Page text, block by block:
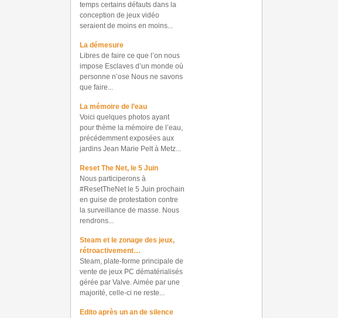
temps certains défauts dans la
conception de jeux vidéo
seraient de moins en moins...
La démesure
Libres de faire ce que l’on nous
impose Esclaves d’un monde où
personne n’ose Nous ne savons
que faire...
La mémoire de l’eau
Voici quelques photos ayant
pour thème la mémoire de l’eau,
précédemment exposées aux
jardins Jean Marie Pelt à Metz...
Reset The Net, le 5 Juin
Nous participerons à
#ResetTheNet le 5 Juin prochain
en guise de protestation contre
la surveillance de masse. Nous
rendrons...
Steam et le zonage des jeux,
rétroactivement…
Steam, plate-forme principale de
vente de jeux PC dématérialisés
gérée par Valve. Aimée par une
majorité, celle-ci ne reste...
Edito après un an de silence